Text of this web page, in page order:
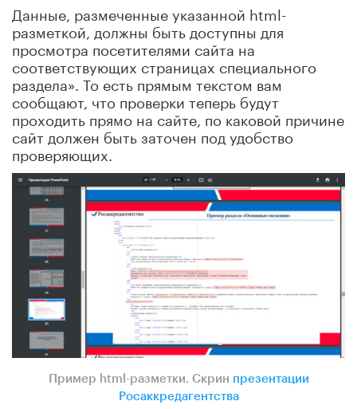
Данные, размеченные указанной html-
разметкой, должны быть доступны для
просмотра посетителями сайта на
соответствующих страницах специального
раздела». То есть прямым текстом вам
сообщают, что проверки теперь будут
проходить прямо на сайте, по каковой причине
сайт должен быть заточен под удобство
проверяющих.
Пример html-разметки. Скрин презентации
Росаккредагентства